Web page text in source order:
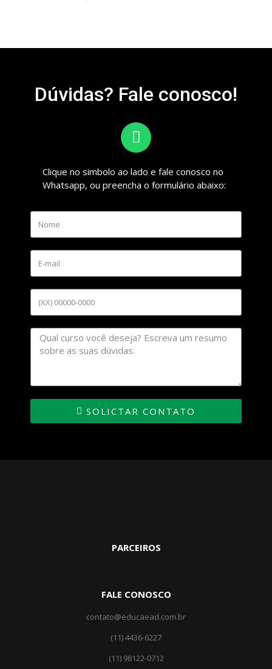
Dúvidas? Fale conosco!
Clique no simbolo ao lado e fale conosco no
Whatsapp, ou preencha o formulário abaixo:
SOLICTAR CONTATO
PARCEIROS
FALE CONOSCO
contato@educaead.com.br
(11) 4436-6227
(11) ‎98122-0712